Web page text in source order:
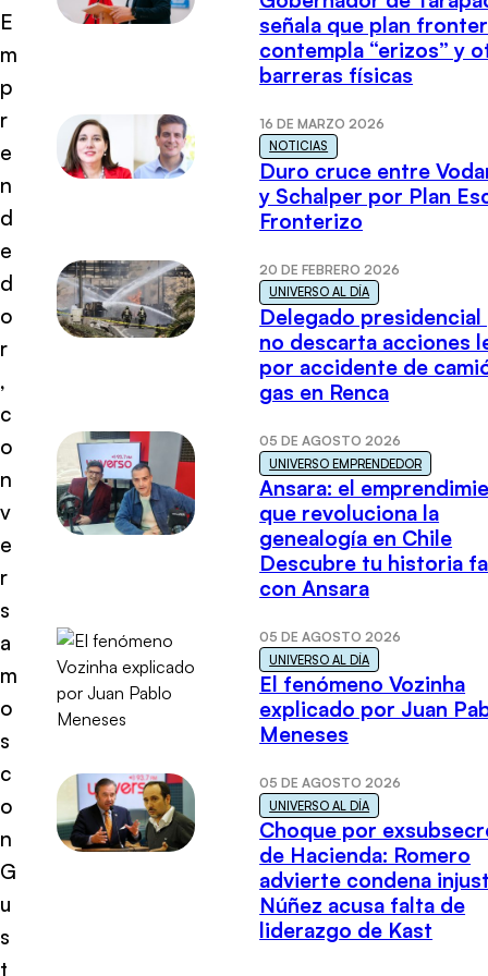
E
m
p
r
e
n
d
e
d
o
r
,
c
o
n
v
e
r
s
a
m
o
s
c
o
n
G
u
s
t
señala que plan
contempla “erizos” y
barreras físicas
16 DE MARZO 2026
NOTICIAS
Duro cruce entre
y Schalper por Plan
Fronterizo
20 DE FEBRERO 2026
UNIVERSO AL DÍA
Delegado presidencial
no descarta acciones
por accidente de
gas en Renca
05 DE AGOSTO 2026
UNIVERSO EMPRENDEDOR
Ansara: el
que revoluciona la
genealogía en Chile
Descubre tu historia
con Ansara
05 DE AGOSTO 2026
UNIVERSO AL DÍA
El fenómeno Vozinha
explicado por Juan
Meneses
05 DE AGOSTO 2026
UNIVERSO AL DÍA
Choque por
de Hacienda: Romero
advierte condena
Núñez acusa falta de
liderazgo de Kast